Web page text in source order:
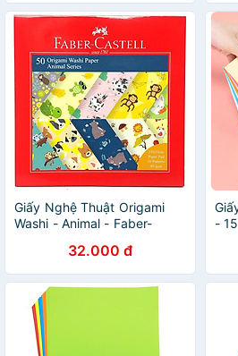
Giấy Nghệ Thuật Origami
Washi - Animal - Faber-
32.000 đ
-